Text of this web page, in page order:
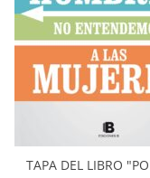
TAPA DEL LIBRO